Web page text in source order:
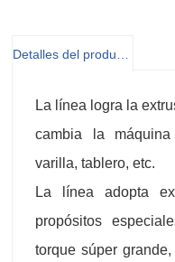
La línea logra la
cambia la
varilla, tablero, etc.
La línea adopta
propósitos
torque súper